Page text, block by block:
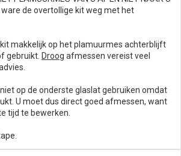
ware de overtollige kit weg met het
makkelijk op het plamuurmes achterblijft
gebruikt. Droog afmessen vereist veel
op de onderste glaslat gebruiken omdat
U moet dus direct goed afmessen, want
tijd te bewerken.